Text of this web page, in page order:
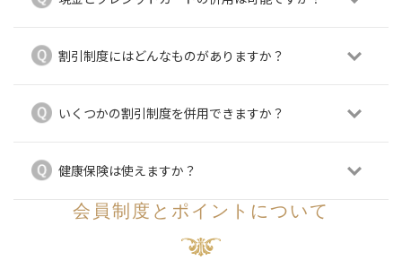
割引制度にはどんなものがありますか？
いくつかの割引制度を併用できますか？
健康保険は使えますか？
会員制度とポイントについて